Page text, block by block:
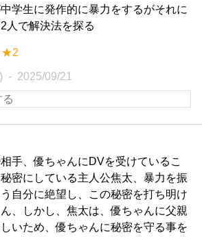
学生に発作的に暴力をするがそれに
人で解決法を探る
★2
2025/09/21
手、優ちゃんにDVを受けているこ
密にしている主人公焦太、暴力を振
自分に絶望し、この秘密を打ち明け
、しかし、焦太は、優ちゃんに父親
いため、優ちゃんに秘密を守る事を